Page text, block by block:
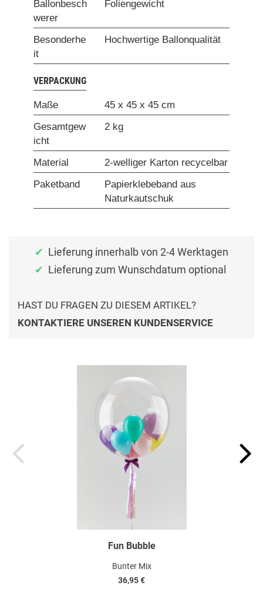
Ballonbesch
werer
Foliengewicht
Besonderhe
it
Hochwertige Ballonqualität
VERPACKUNG
Maße
45 x 45 x 45 cm
Gesamtgew
icht
2 kg
Material
2-welliger Karton recycelbar
Paketband
Papierklebeband aus
Naturkautschuk
Lieferung innerhalb von 2-4 Werktagen
Lieferung zum Wunschdatum optional
HAST DU FRAGEN ZU DIESEM ARTIKEL?
KONTAKTIERE UNSEREN KUNDENSERVICE
Fun Bubble
Bunter Mix
36,95 €